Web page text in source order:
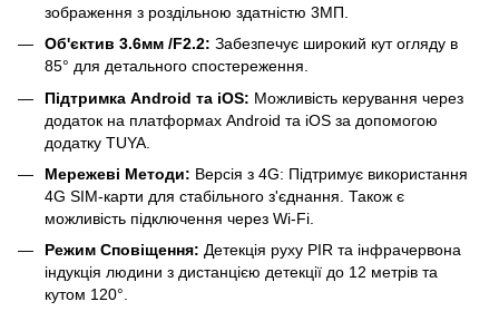
зображення з роздільною здатністю 3МП.
Об'єктив 3.6мм /F2.2: Забезпечує широкий кут огляду в
85° для детального спостереження.
Підтримка Android та iOS: Можливість керування через
додаток на платформах Android та iOS за допомогою
додатку TUYA.
Мережеві Методи: Версія з 4G: Підтримує використання
4G SIM-карти для стабільного з'єднання. Також є
можливість підключення через Wi-Fi.
Режим Сповіщення: Детекція руху PIR та інфрачервона
індукція людини з дистанцією детекції до 12 метрів та
кутом 120°.